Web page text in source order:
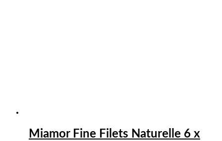
Miamor Fine Filets Naturelle 6 x